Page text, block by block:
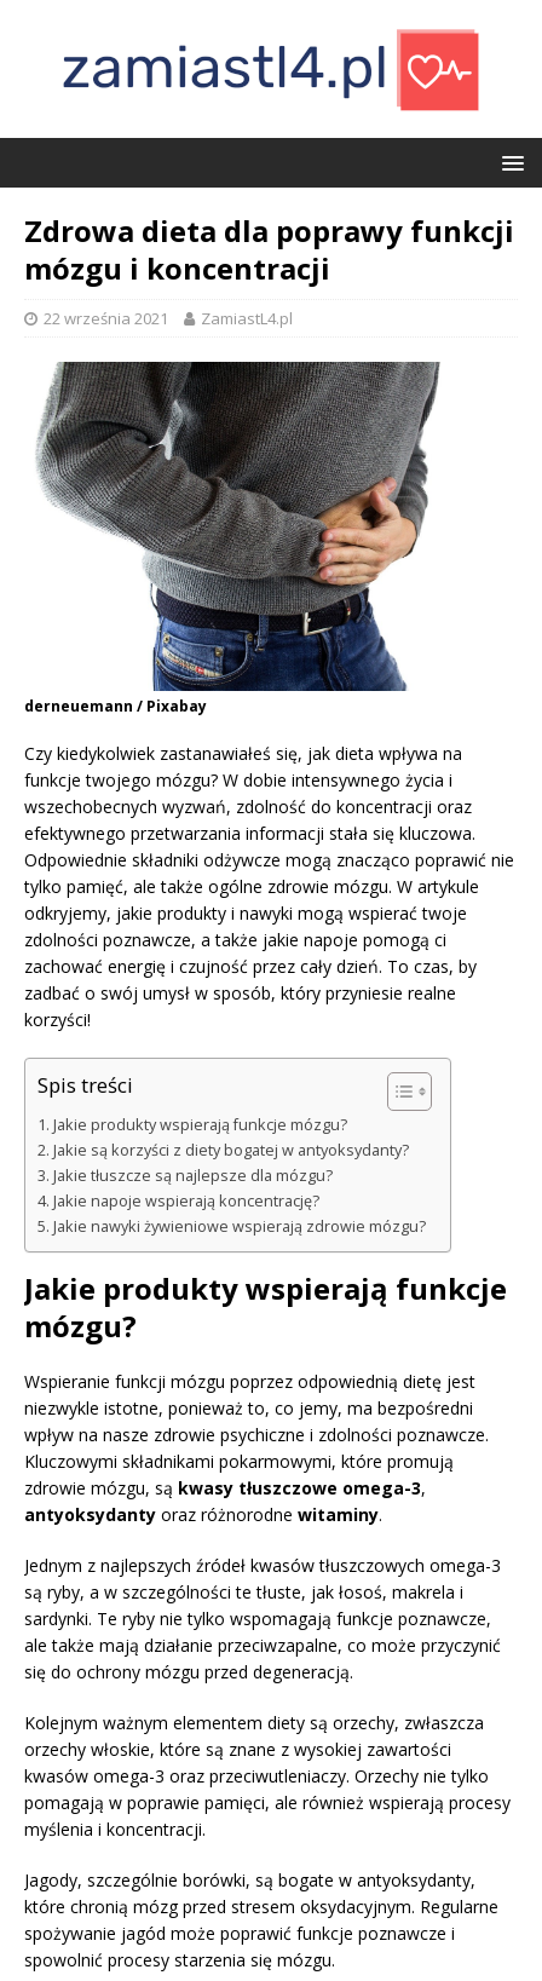
Zdrowa dieta dla poprawy funkcji
mózgu i koncentracji
22 września 2021 ZamiastL4.pl
derneuemann / Pixabay
Czy kiedykolwiek zastanawiałeś się, jak dieta wpływa na
funkcje twojego mózgu? W dobie intensywnego życia i
wszechobecnych wyzwań, zdolność do koncentracji oraz
efektywnego przetwarzania informacji stała się kluczowa.
Odpowiednie składniki odżywcze mogą znacząco poprawić nie
tylko pamięć, ale także ogólne zdrowie mózgu. W artykule
odkryjemy, jakie produkty i nawyki mogą wspierać twoje
zdolności poznawcze, a także jakie napoje pomogą ci
zachować energię i czujność przez cały dzień. To czas, by
zadbać o swój umysł w sposób, który przyniesie realne
korzyści!
Spis treści
Jakie produkty wspierają funkcje mózgu?
Jakie są korzyści z diety bogatej w antyoksydanty?
Jakie tłuszcze są najlepsze dla mózgu?
Jakie napoje wspierają koncentrację?
Jakie nawyki żywieniowe wspierają zdrowie mózgu?
Jakie produkty wspierają funkcje
mózgu?
Wspieranie funkcji mózgu poprzez odpowiednią dietę jest
niezwykle istotne, ponieważ to, co jemy, ma bezpośredni
wpływ na nasze zdrowie psychiczne i zdolności poznawcze.
Kluczowymi składnikami pokarmowymi, które promują
zdrowie mózgu, są kwasy tłuszczowe omega-3,
antyoksydanty oraz różnorodne witaminy.
Jednym z najlepszych źródeł kwasów tłuszczowych omega-3
są ryby, a w szczególności te tłuste, jak łosoś, makrela i
sardynki. Te ryby nie tylko wspomagają funkcje poznawcze,
ale także mają działanie przeciwzapalne, co może przyczynić
się do ochrony mózgu przed degeneracją.
Kolejnym ważnym elementem diety są orzechy, zwłaszcza
orzechy włoskie, które są znane z wysokiej zawartości
kwasów omega-3 oraz przeciwutleniaczy. Orzechy nie tylko
pomagają w poprawie pamięci, ale również wspierają procesy
myślenia i koncentracji.
Jagody, szczególnie borówki, są bogate w antyoksydanty,
które chronią mózg przed stresem oksydacyjnym. Regularne
spożywanie jagód może poprawić funkcje poznawcze i
spowolnić procesy starzenia się mózgu.